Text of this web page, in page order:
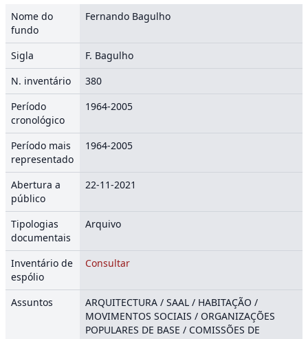
Nome do
fundo
Fernando Bagulho
Sigla
F. Bagulho
N. inventário
380
Período
cronológico
1964-2005
Período mais
representado
1964-2005
Abertura a
público
22-11-2021
Tipologias
documentais
Arquivo
Inventário de
espólio
Consultar
Assuntos
ARQUITECTURA / SAAL / HABITAÇÃO /
MOVIMENTOS SOCIAIS / ORGANIZAÇÕES
POPULARES DE BASE / COMISSÕES DE